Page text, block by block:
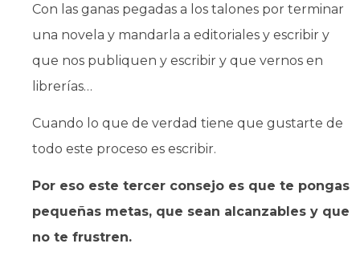
Con las ganas pegadas a los talones por terminar
una novela y mandarla a editoriales y escribir y
que nos publiquen y escribir y que vernos en
librerías…
Cuando lo que de verdad tiene que gustarte de
todo este proceso es escribir.
Por eso este tercer consejo es que te pongas
pequeñas metas, que sean alcanzables y que
no te frustren.